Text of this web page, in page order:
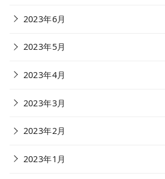
2023年6月
2023年5月
2023年4月
2023年3月
2023年2月
2023年1月